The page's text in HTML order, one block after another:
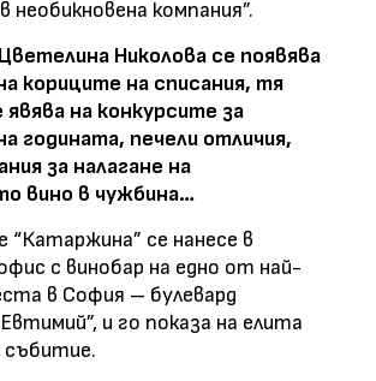
необикновена компания”.
Николова се появява
кориците на списания, тя
на конкурсите за
годината, печели отличия,
за налагане на
вино в чужбина…
“Катаржина” се нанесе в
с винобар на едно от най-
в София – булевард
и го показа на елита
събитие.